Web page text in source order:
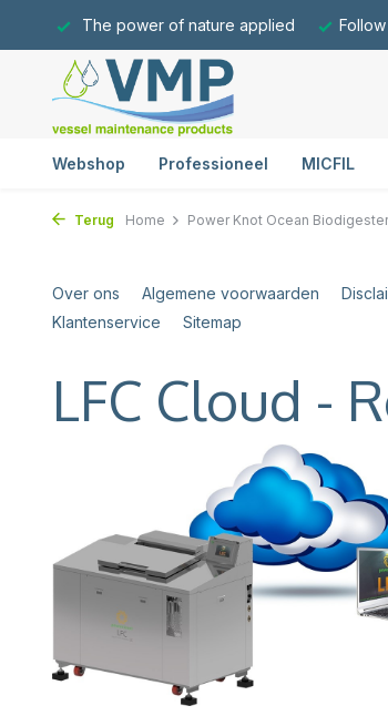
The power of nature applied
Webshop Professioneel MICFIL
Terug Home Power Knot Ocean
Over ons Algemene voorwaarden
Klantenservice
Sitemap
LFC Cloud -